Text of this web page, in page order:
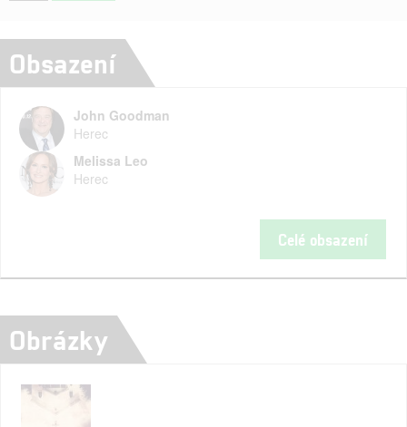
Obsazení
John Goodman
Herec
Melissa Leo
Herec
Celé obsazení
Obrázky